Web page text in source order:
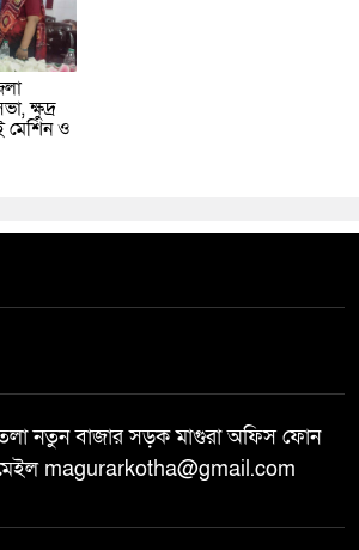
ক্ষুদ্র
মেশিন ও
তলা নতুন বাজার সড়ক মাগুরা অফিস ফোন
magurarkotha@gmail.com